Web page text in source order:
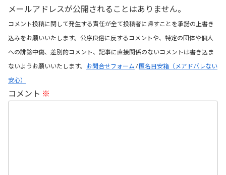
メールアドレスが公開されることはありません。
コメント投稿に関して発生する責任が全て投稿者に帰すことを承諾の上書き
込みをお願いいたします。公序良俗に反するコメントや、特定の団体や個人
への誹謗中傷、差別的コメント、記事に直接関係のないコメントは書き込ま
ないようお願いいたします。 お問合せフォーム /匿名目安箱（メアドバレない
安心）
コメント ※